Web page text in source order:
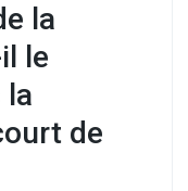
la
le
la
de